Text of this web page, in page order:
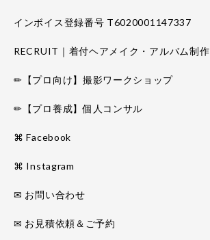
インボイス登録番号 T6020001147337
RECRUIT｜着付ヘアメイク・アルバム制作
✏【プロ向け】撮影ワークショップ
✏【プロ養成】個人コンサル
⌘ Facebook
⌘ Instagram
✉ お問い合わせ
✉ お見積依頼＆ご予約